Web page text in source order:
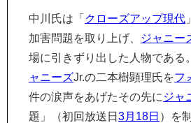
中川氏は「 クローズアップ現代
加害問題を取り上げ、
ジャニー
場に引きずり出した人物である
ャニーズJr.の二本樹顕理氏をフ
件の涙声をあげたその先に ジャ
題」（初回放送日 3月18日 ）を